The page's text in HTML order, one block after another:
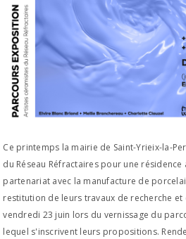
Ce printemps la mairie de Saint-Yrieix-la-
du Réseau Réfractaires pour une
partenariat avec la manufacture de
restitution de leurs travaux de recherche
vendredi 23 juin lors du vernissage du
lequel s'inscrivent leurs propositions.